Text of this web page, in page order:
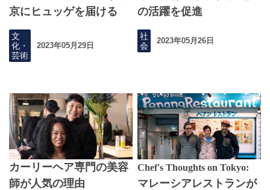
京にヒュッゲを届ける
文
化・
芸術
2023年05月29日
の活躍を促進
社
会
2023年05月26日
カーリーヘア専門の美容
師が人気の理由
Chef's Thoughts on Tokyo:
マレーシアレストランが